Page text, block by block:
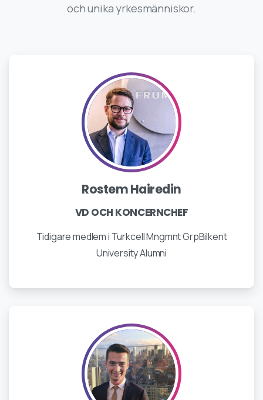
och unika yrkesmänniskor.
Rostem Hairedin
VD OCH KONCERNCHEF
Tidigare medlem i Turkcell Mngmnt GrpBilkent
University Alumni